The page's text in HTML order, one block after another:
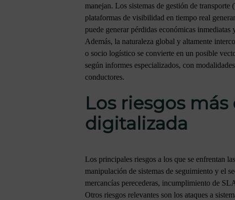
manejan. Los sistemas de gestión de
plataformas de visibilidad en tiempo real
puede generar pérdidas económicas
Además, la naturaleza global y altamente
o socio logístico se convierte en un posible
según informes especializados, con
conductores.
Los riesgos
digitalizada
Los principales riesgos a los que se enfrentan
manipulación de sistemas de seguimiento y el
mercancías perecederas, incumplimiento de
Otros riesgos relevantes son los ataques a